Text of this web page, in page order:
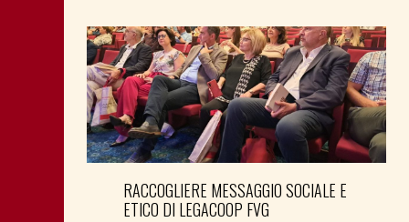
RACCOGLIERE MESSAGGIO SOCIALE E
ETICO DI LEGACOOP FVG